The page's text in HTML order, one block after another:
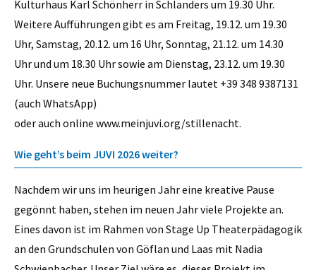
Kulturhaus Karl Schönherr in Schlanders um 19.30 Uhr.
Weitere Aufführungen gibt es am Freitag, 19.12. um 19.30
Uhr, Samstag, 20.12. um 16 Uhr, Sonntag, 21.12. um 14.30
Uhr und um 18.30 Uhr sowie am Dienstag, 23.12. um 19.30
Uhr. Unsere neue Buchungsnummer lautet +39 348 9387131
(auch WhatsApp)
oder auch online www.meinjuvi.org/stillenacht.
Wie geht’s beim JUVI 2026 weiter?
Nachdem wir uns im heurigen Jahr eine kreative Pause
gegönnt haben, stehen im neuen Jahr viele Projekte an.
Eines davon ist im Rahmen von Stage Up Theaterpädagogik
an den Grundschulen von Göflan und Laas mit Nadia